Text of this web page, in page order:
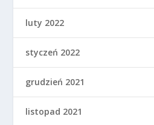
luty 2022
styczeń 2022
grudzień 2021
listopad 2021